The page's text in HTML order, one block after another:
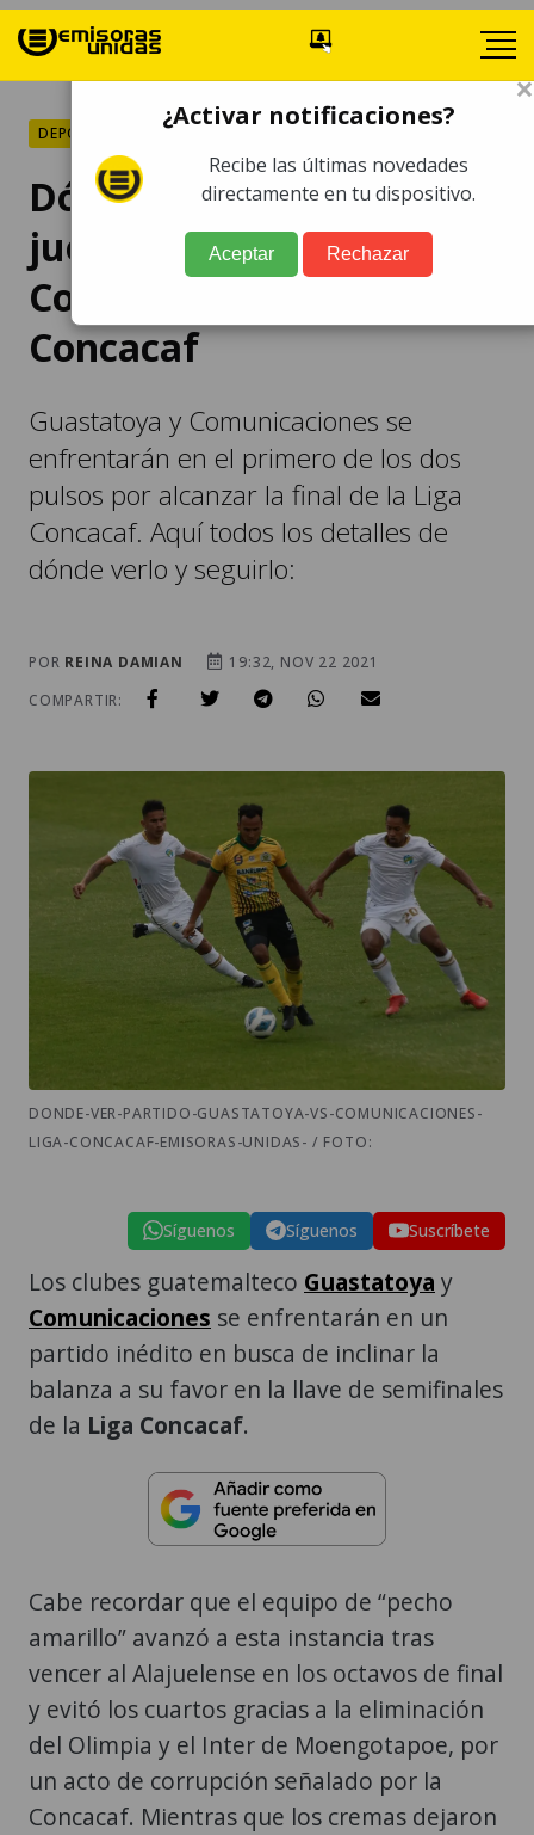
DEPORTES
Dónde ver y seguir el
juego Guastatoya-
Comunicaciones por la
Concacaf
Guastatoya y Comunicaciones se
enfrentarán en el primero de los dos
pulsos por alcanzar la final de la Liga
Concacaf. Aquí todos los detalles de
dónde verlo y seguirlo:
POR REINA DAMIAN
19:32, NOV 22 2021
COMPARTIR:
DONDE-VER-PARTIDO-GUASTATOYA-VS-COMUNICACIONES-
LIGA-CONCACAF-EMISORAS-UNIDAS- / FOTO:
Síguenos Síguenos Suscríbete
Los clubes guatemalteco Guastatoya y
Comunicaciones se enfrentarán en un
partido inédito en busca de inclinar la
balanza a su favor en la llave de semifinales
de la Liga Concacaf.
Cabe recordar que el equipo de “pecho
amarillo” avanzó a esta instancia tras
vencer al Alajuelense en los octavos de final
y evitó los cuartos gracias a la eliminación
del Olimpia y el Inter de Moengotapoe, por
un acto de corrupción señalado por la
Concacaf. Mientras que los cremas dejaron
×
¿Activar notificaciones?
Recibe las últimas novedades
directamente en tu dispositivo.
Aceptar Rechazar